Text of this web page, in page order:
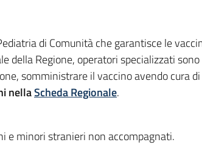
di Comunità che garantisce le
della Regione, operatori specializzati
somministrare il vaccino avendo cura
nellaScheda Regionale.
e minori stranieri non accompagnati.